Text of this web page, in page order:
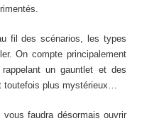
fil des scénarios, les types
On compte principalement
un gauntlet et des
toutefois plus mystérieux…
faudra désormais ouvrir